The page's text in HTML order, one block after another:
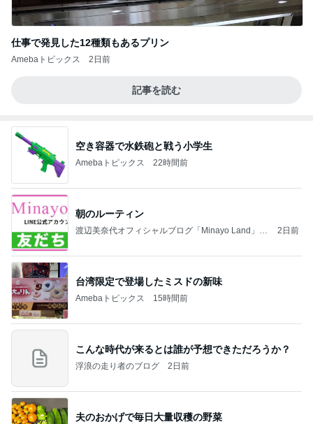
仕事で発見した12種類もあるプリン
Amebaトピックス 2日前
記事を読む
空き容器で水鉄砲と戦う小学生
Amebaトピックス 22時間前
朝のルーティン
渡辺美奈代オフィシャルブログ「Minayo Land」P
2日前
台湾限定で登場したミスドの新味
Amebaトピックス 15時間前
こんな時代が来るとは誰が予想できただろうか？
浮浪の走り者のブログ 2日前
夫のおかげで毎日大量収穫の野菜